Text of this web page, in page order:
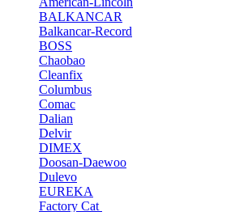
BALKANCAR
Balkancar-Record
BOSS
Chaobao
Cleanfix
Columbus
Comac
Dalian
Delvir
DIMEX
Doosan-Daewoo
Dulevo
EUREKA
Factory Cat